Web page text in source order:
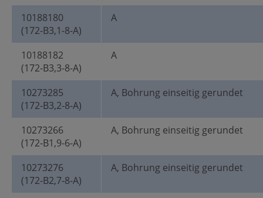
10188180
(172-B3,1-8-A)
A
10188182
(172-B3,3-8-A)
A
10273285
(172-B3,2-8-A)
A, Bohrung einseitig gerundet
10273266
(172-B1,9-6-A)
A, Bohrung einseitig gerundet
10273276
(172-B2,7-8-A)
A, Bohrung einseitig gerundet